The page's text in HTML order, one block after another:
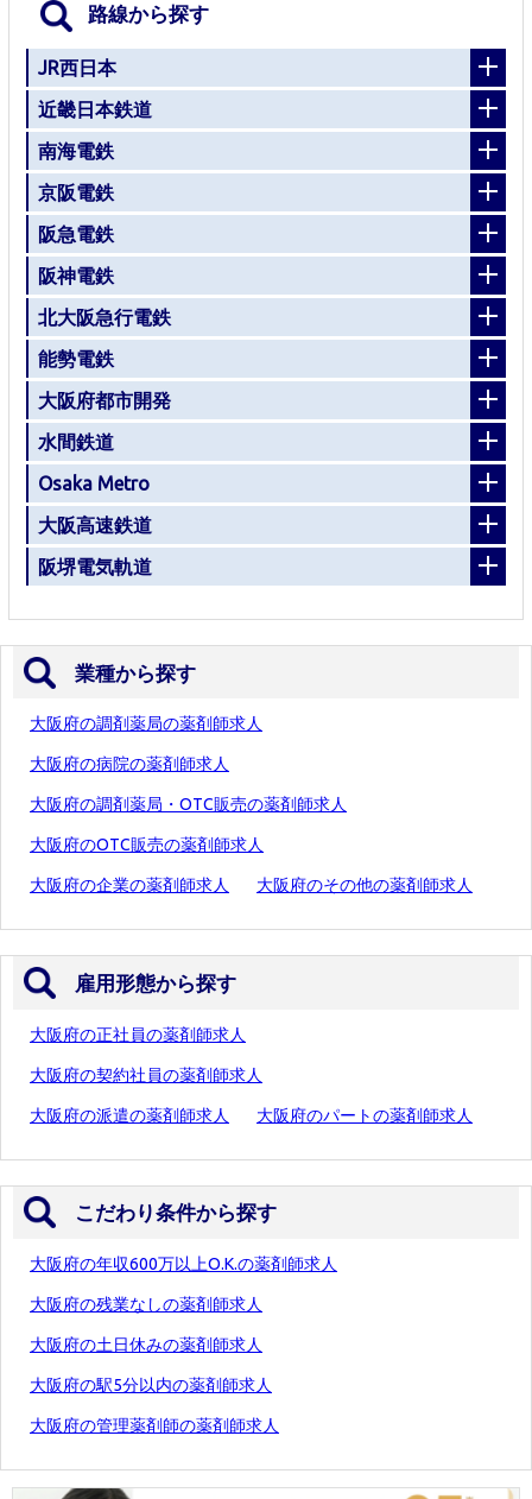
路線から探す
JR西日本
近畿日本鉄道
南海電鉄
京阪電鉄
阪急電鉄
阪神電鉄
北大阪急行電鉄
能勢電鉄
大阪府都市開発
水間鉄道
Osaka Metro
大阪高速鉄道
阪堺電気軌道
業種から探す
大阪府の調剤薬局の薬剤師求人
大阪府の病院の薬剤師求人
大阪府の調剤薬局・OTC販売の薬剤師求人
大阪府のOTC販売の薬剤師求人
大阪府の企業の薬剤師求人 大阪府のその他の薬剤師求人
雇用形態から探す
大阪府の正社員の薬剤師求人
大阪府の契約社員の薬剤師求人
大阪府の派遣の薬剤師求人 大阪府のパートの薬剤師求人
こだわり条件から探す
大阪府の年収600万以上O.K.の薬剤師求人
大阪府の残業なしの薬剤師求人
大阪府の土日休みの薬剤師求人
大阪府の駅5分以内の薬剤師求人
大阪府の管理薬剤師の薬剤師求人